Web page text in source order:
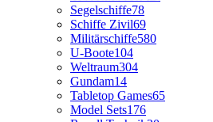
Segelschiffe78
Schiffe Zivil69
Militärschiffe580
U-Boote104
Weltraum304
Gundam14
Tabletop Games65
Model Sets176